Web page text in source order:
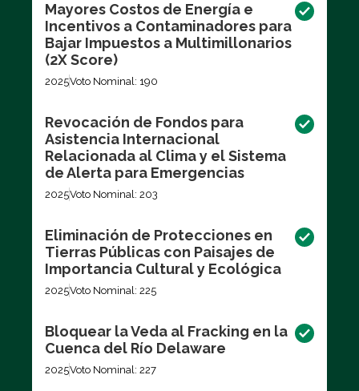
Mayores Costos de Energía e
Incentivos a Contaminadores para
Bajar Impuestos a Multimillonarios
(2X Score)
2025Voto Nominal: 190
Revocación de Fondos para
Asistencia Internacional
Relacionada al Clima y el Sistema
de Alerta para Emergencias
2025Voto Nominal: 203
Eliminación de Protecciones en
Tierras Públicas con Paisajes de
Importancia Cultural y Ecológica
2025Voto Nominal: 225
Bloquear la Veda al Fracking en la
Cuenca del Río Delaware
2025Voto Nominal: 227